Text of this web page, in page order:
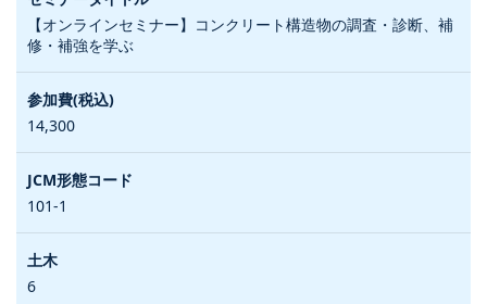
【オンラインセミナー】コンクリート構造物の調査・診断、補
修・補強を学ぶ
14,300
101-1
6